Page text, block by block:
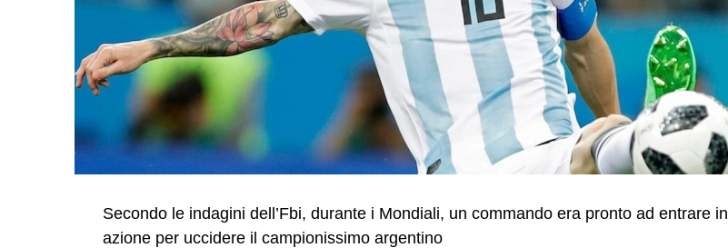
Secondo le indagini dell’Fbi, durante i Mondiali, un commando era pronto ad entrare in
azione per uccidere il campionissimo argentino